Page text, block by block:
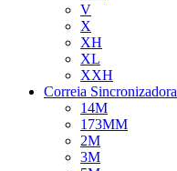
V
X
XH
XL
XXH
Correia Sincronizadora
14M
173MM
2M
3M